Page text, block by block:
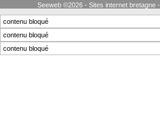
Seeweb ©2026 - Sites internet bretagne -
contenu bloqué
contenu bloqué
contenu bloqué